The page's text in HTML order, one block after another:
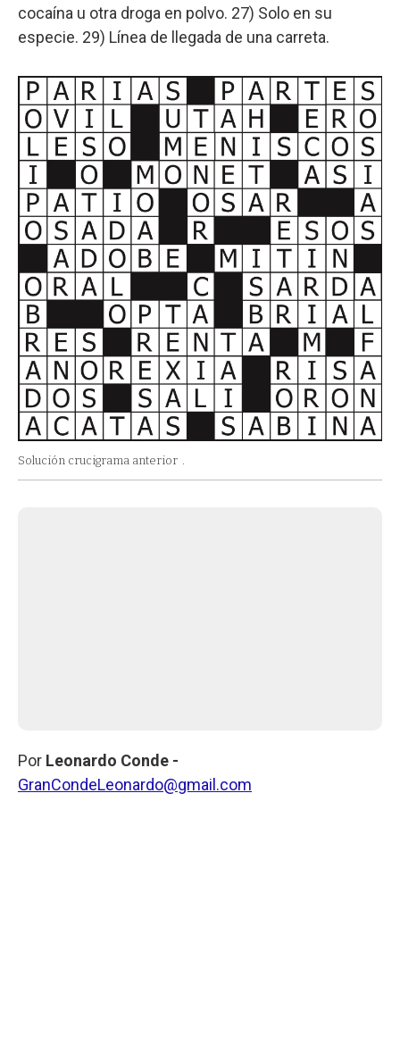
cocaína u otra droga en polvo. 27) Solo en su
especie. 29) Línea de llegada de una carreta.
Solución crucigrama anterior
Por Leonardo Conde -
GranCondeLeonardo@gmail.com